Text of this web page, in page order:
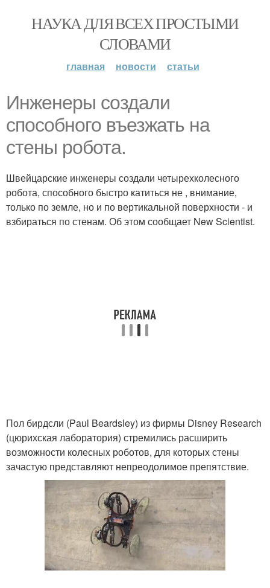
НАУКА ДЛЯ ВСЕХ ПРОСТЫМИ
СЛОВАМИ
главная новости статьи
Инженеры создали
способного въезжать на
стены робота.
Швейцарские инженеры создали четырехколесного
робота, способного быстро катиться не , внимание,
только по земле, но и по вертикальной поверхности - и
взбираться по стенам. Об этом сообщает New Scientist.
Пол бирдсли (Paul Beardsley) из фирмы Disney Research
(цюрихская лаборатория) стремились расширить
возможности колесных роботов, для которых стены
зачастую представляют непреодолимое препятствие.